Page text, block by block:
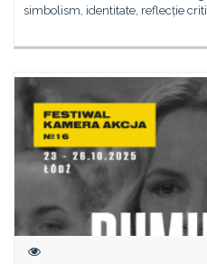
simbolism, identitate, reflecție